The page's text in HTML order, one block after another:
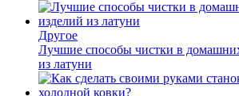
Другое
Лучшие способы чистки в
из латуни